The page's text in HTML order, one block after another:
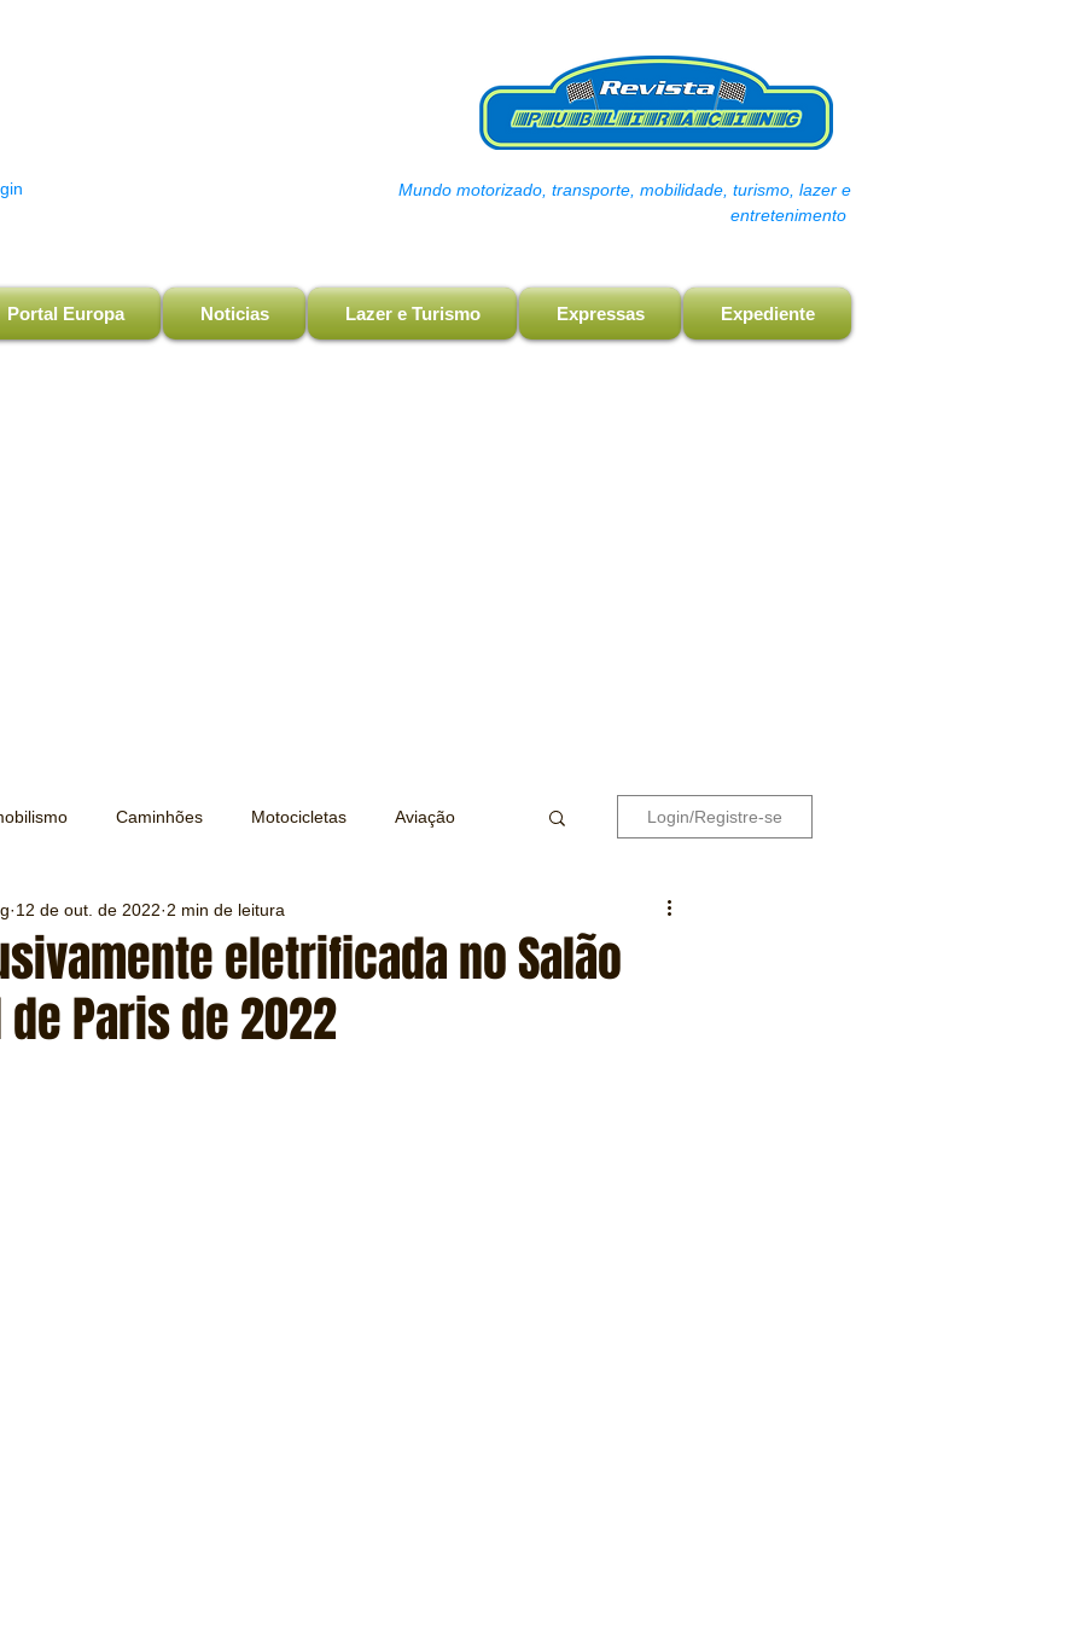
Mundo motorizado, transporte, mobilidade, turismo, lazer e
entretenimento
Portal Europa Noticias Lazer e Turismo Expressas Expediente
Caminhões Motocicletas Aviação
Transporte Trens e Metrô
Testes e Comparativos Máquinas e Equipamentos
Login/Registre-se
eletrificada no Salão
Paris de 2022
12 de out. de 2022 2 min de leitura
5 estrelas.